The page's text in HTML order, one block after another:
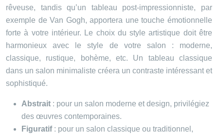
rêveuse, tandis qu’un tableau post-impressionniste, par
exemple de Van Gogh, apportera une touche émotionnelle
forte à votre intérieur. Le choix du style artistique doit être
harmonieux avec le style de votre salon : moderne,
classique, rustique, bohème, etc. Un tableau classique
dans un salon minimaliste créera un contraste intéressant et
sophistiqué.
Abstrait : pour un salon moderne et design, privilégiez
des œuvres contemporaines.
Figuratif : pour un salon classique ou traditionnel,